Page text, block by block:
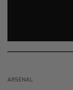
ARSENAL